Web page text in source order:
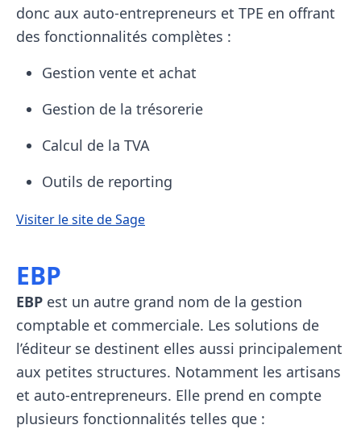
donc aux auto-entrepreneurs et TPE en offrant
des fonctionnalités complètes :
Gestion vente et achat
Gestion de la trésorerie
Calcul de la TVA
Outils de reporting
Visiter le site de Sage
EBP
EBP est un autre grand nom de la gestion
comptable et commerciale. Les solutions de
l’éditeur se destinent elles aussi principalement
aux petites structures. Notamment les artisans
et auto-entrepreneurs. Elle prend en compte
plusieurs fonctionnalités telles que :